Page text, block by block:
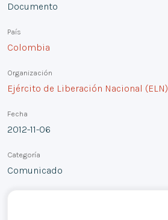
Documento
País
Colombia
Organización
Ejército de Liberación Nacional (ELN)
Fecha
2012-11-06
Categoría
Comunicado